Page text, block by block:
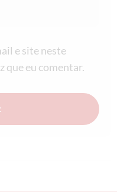
e site neste
que eu comentar.